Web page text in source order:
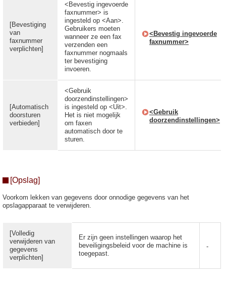
[Bevestiging
van
faxnummer
verplichten]
<Bevestig ingevoerde
faxnummer> is
ingesteld op <Aan>.
Gebruikers moeten
wanneer ze een fax
verzenden een
faxnummer nogmaals
ter bevestiging
invoeren.
<Bevestig ingevoerde
faxnummer>
[Automatisch
doorsturen
verbieden]
<Gebruik
doorzendinstellingen>
is ingesteld op <Uit>.
Het is niet mogelijk
om faxen
automatisch door te
sturen.
<Gebruik
doorzendinstellingen>
[Opslag]
Voorkom lekken van gegevens door onnodige gegevens van het
opslagapparaat te verwijderen.
[Volledig
verwijderen van
gegevens
verplichten]
Er zijn geen instellingen waarop het
beveiligingsbeleid voor de machine is
toegepast.
-